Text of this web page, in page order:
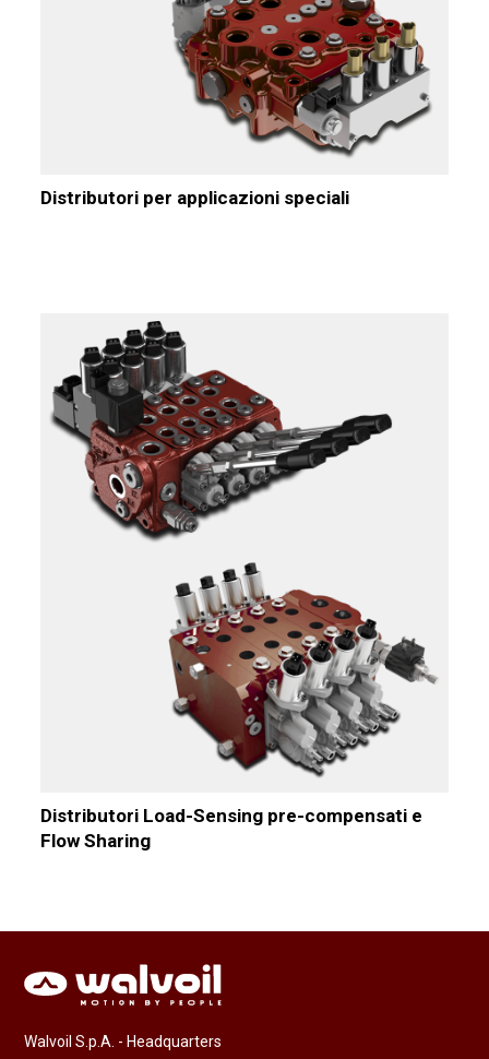
Distributori per applicazioni speciali
Distributori Load-Sensing pre-compensati e
Flow Sharing
Walvoil S.p.A. - Headquarters